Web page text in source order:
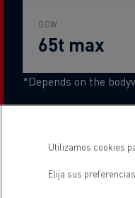
GCW
65t max
*Depends on the
Peso
Utilizamos cookies
Elija sus